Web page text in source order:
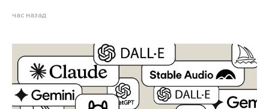
час назад